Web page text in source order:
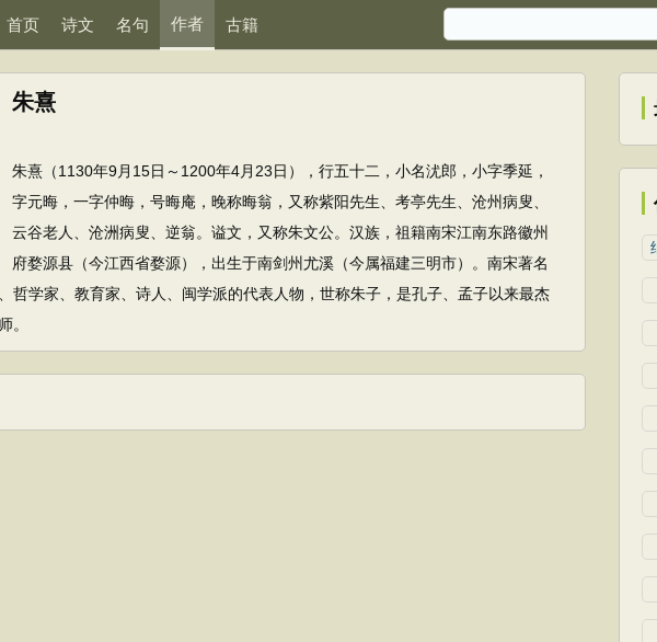
首页 诗文 名句 作者 古籍
朱熹
朱熹（1130年9月15日～1200年4月23日），行五十二，小名沋郎，小字季延，
字元晦，一字仲晦，号晦庵，晚称晦翁，又称紫阳先生、考亭先生、沧州病叟、
云谷老人、沧洲病叟、逆翁。谥文，又称朱文公。汉族，祖籍南宋江南东路徽州
府婺源县（今江西省婺源），出生于南剑州尤溪（今属福建三明市）。南宋著名
哲学家、教育家、诗人、闽学派的代表人物，世称朱子，是孔子、孟子以来最杰
。